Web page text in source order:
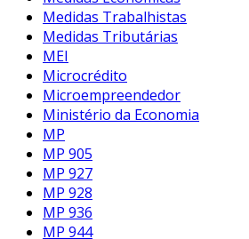
Medidas Trabalhistas
Medidas Tributárias
MEI
Microcrédito
Microempreendedor
Ministério da Economia
MP
MP 905
MP 927
MP 928
MP 936
MP 944